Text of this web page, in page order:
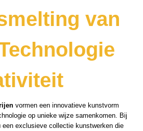
van
vormen een innovatieve kunstvorm
op unieke wijze samenkomen. Bij
een exclusieve collectie kunstwerken die